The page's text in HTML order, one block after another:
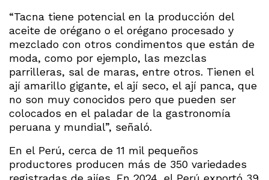
“Tacna tiene potencial en la producción del
aceite de orégano o el orégano procesado y
mezclado con otros condimentos que están de
moda, como por ejemplo, las mezclas
parrilleras, sal de maras, entre otros. Tienen el
ají amarillo gigante, el ají seco, el ají panca, que
no son muy conocidos pero que pueden ser
colocados en el paladar de la gastronomía
peruana y mundial”, señaló.
En el Perú, cerca de 11 mil pequeños
productores producen más de 350 variedades